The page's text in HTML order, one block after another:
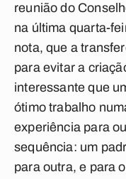
reunião do
na última quarta-
nota, que a
para evitar a
interessante que
ótimo trabalho
experiência para
sequência: um
para outra, e para